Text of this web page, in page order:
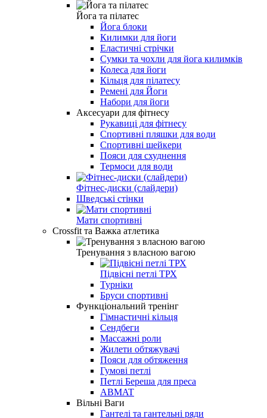
Йога та пілатес
Йога блоки
Килимки для йоги
Еластичні стрічки
Сумки та чохли для йога килимків
Колеса для йоги
Кільця для пілатесу
Ремені для Йоги
Набори для йоги
Аксесуари для фітнесу
Рукавиці для фітнесу
Спортивні пляшки для води
Спортивні шейкери
Пояси для схуднення
Термоси для води
Фітнес-диски (слайдери)
Шведські стінки
Мати спортивні
Crossfit та Важка атлетика
Тренування з власною вагою
Підвісні петлі ТРХ
Турніки
Бруси спортивні
Функціональний тренінг
Гімнастичні кільця
Сендбеги
Массажні роли
Жилети обтяжувачі
Пояси для обтяження
Гумові петлі
Петлі Береша для преса
ABMAT
Вільні Ваги
Гантелі та гантельні ряди